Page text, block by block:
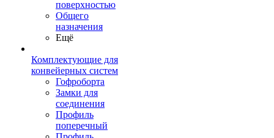
поверхностью
Общего
назначения
Ещё
Комплектующие для
конвейерных систем
Гофроборта
Замки для
соединения
Профиль
поперечный